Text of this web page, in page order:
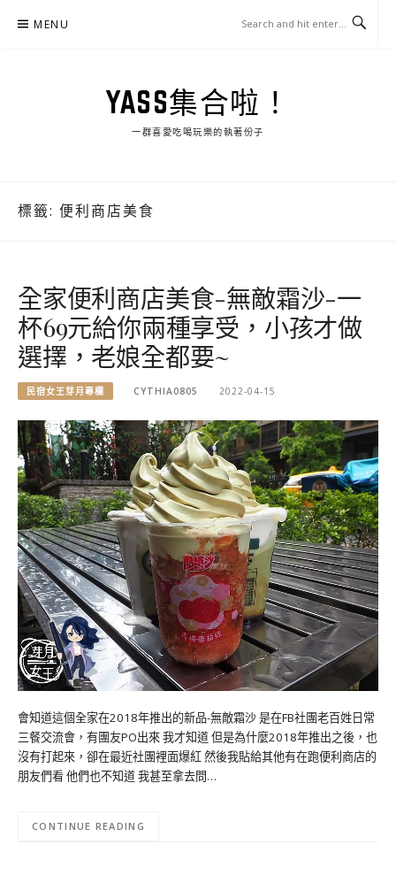
MENU
YASS集合啦！
一群喜愛吃喝玩樂的執著份子
標籤: 便利商店美食
全家便利商店美食-無敵霜沙-一
杯69元給你兩種享受，小孩才做
選擇，老娘全都要~
民宿女王芽月專欄 CYTHIA0805 2022-04-15
會知道這個全家在2018年推出的新品-無敵霜沙 是在FB社團老百姓日常
三餐交流會，有團友PO出來 我才知道 但是為什麼2018年推出之後，也
沒有打起來，卻在最近社團裡面爆紅 然後我貼給其他有在跑便利商店的
朋友們看 他們也不知道 我甚至拿去問…
CONTINUE READING